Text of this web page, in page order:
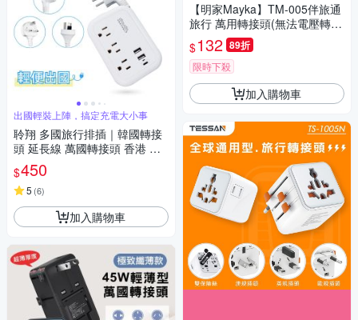
出國輕裝上陣，搞定充電大小事
聆翔 多國旅行排插｜韓國轉接
頭 延長線 萬國轉接頭 香港 泰
國 越南 磷青銅 插座 充電頭 歐
洲轉接頭
$450
5 (6)
加入購物車
【明家Mayka】TM-005伴旅通
旅行 萬用轉接頭(無法電壓轉換
防火 萬國插頭)
$132 89折
限時下殺
加入購物車